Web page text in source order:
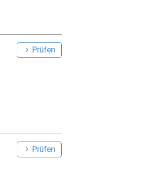
Prüfen
Prüfen